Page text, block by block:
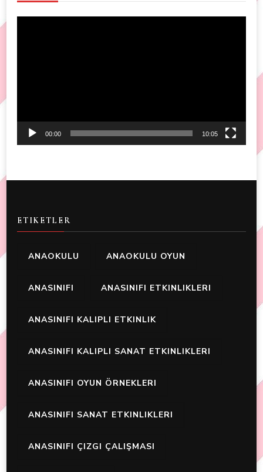
00:00 10:05
ETIKETLER
ANAOKULU ANAOKULU OYUN
ANASINIFI ANASINIFI ETKINLIKLERI
ANASINIFI KALIPLI ETKINLIK
ANASINIFI KALIPLI SANAT ETKINLIKLERI
ANASINIFI OYUN ÖRNEKLERI
ANASINIFI SANAT ETKINLIKLERI
ANASINIFI ÇIZGI ÇALIŞMASI